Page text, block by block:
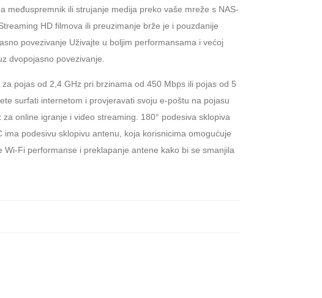
međuspremnik ili strujanje medija preko vaše mreže s NAS-
HD filmova ili preuzimanje brže je i pouzdanije
povezivanje Uživajte u boljim performansama i većoj
dvopojasno povezivanje.
pojas od 2,4 GHz pri brzinama od 450 Mbps ili pojas od 5
surfati internetom i provjeravati svoju e-poštu na pojasu
online igranje i video streaming. 180° podesiva sklopiva
ima podesivu sklopivu antenu, koja korisnicima omogućuje
Fi performanse i preklapanje antene kako bi se smanjila